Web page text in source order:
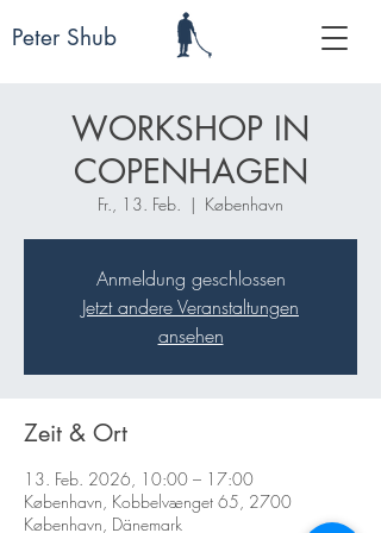
Peter Shub
WORKSHOP IN
COPENHAGEN
Fr., 13. Feb.
  |
København
Anmeldung geschlossen
Jetzt andere Veranstaltungen
ansehen
Zeit & Ort
13. Feb. 2026, 10:00 – 17:00
København, Kobbelvænget 65, 2700
København, Dänemark